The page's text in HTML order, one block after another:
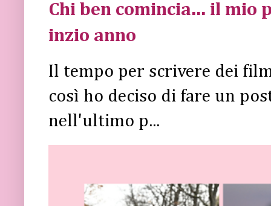
Chi ben comincia... il
inzio anno
Il tempo per scrivere dei
così ho deciso di fare un
nell'ultimo p...